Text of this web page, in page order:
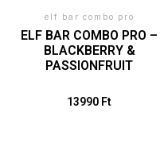
elf bar combo pro
ELF BAR COMBO PRO –
BLACKBERRY &
PASSIONFRUIT
13990 Ft